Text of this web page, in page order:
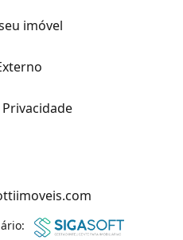
imóvel